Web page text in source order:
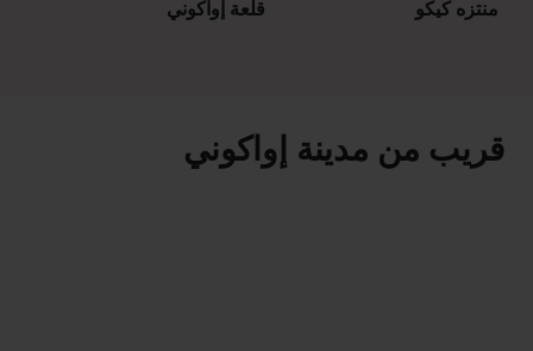
منتزه كيكو قلعة إواكوني
قريب من مدينة إواكوني